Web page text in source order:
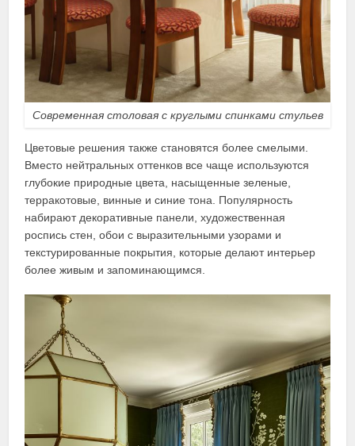
Современная столовая с круглыми спинками стульев
Цветовые решения также становятся более смелыми.
Вместо нейтральных оттенков все чаще используются
глубокие природные цвета, насыщенные зеленые,
терракотовые, винные и синие тона. Популярность
набирают декоративные панели, художественная
роспись стен, обои с выразительными узорами и
текстурированные покрытия, которые делают интерьер
более живым и запоминающимся.